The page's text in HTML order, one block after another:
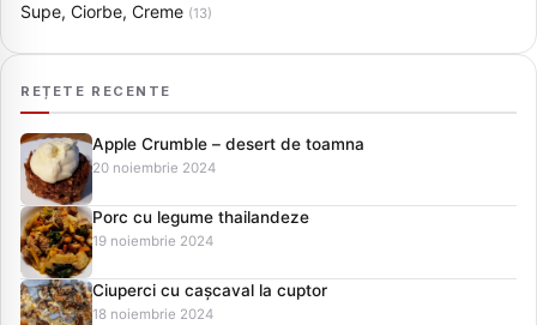
Supe, Ciorbe, Creme (13)
REȚETE RECENTE
Apple Crumble – desert de toamna
20 noiembrie 2024
Porc cu legume thailandeze
19 noiembrie 2024
Ciuperci cu cașcaval la cuptor
18 noiembrie 2024